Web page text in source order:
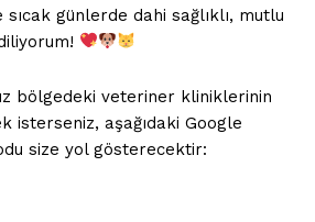
günlerde dahi sağlıklı, mutlu
bölgedeki veteriner kliniklerinin
isterseniz, aşağıdaki Google
size yol gösterecektir: